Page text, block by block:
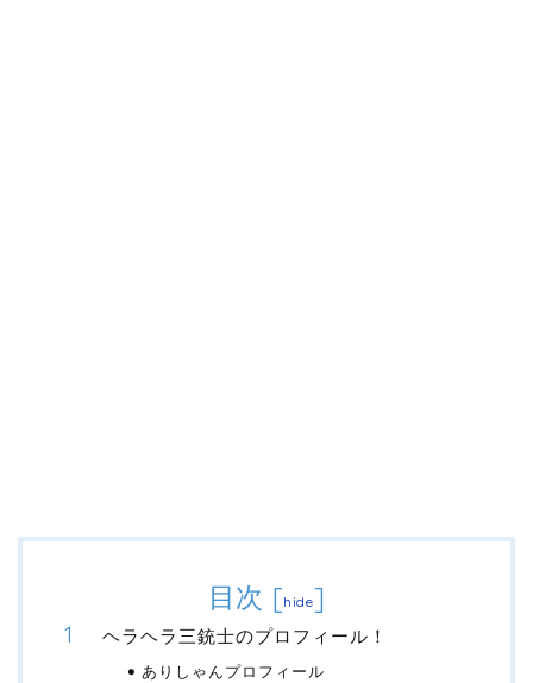
目次 [hide]
ヘラヘラ三銃士のプロフィール！
ありしゃんプロフィール